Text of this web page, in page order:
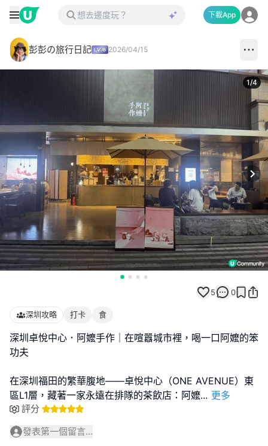
下載App
彭彭の旅行日記 2026/04/15
1/4
5 0
深圳攻略 打卡 食
深圳卓悅中心．阿嬤手作｜在喧囂城市裡，喝一口阿嬤的笨
功夫
在深圳福田的繁華腹地——卓悅中心（ONE AVENUE）東
區L1層，藏著一家永遠在排隊的茶飲店：阿嬤... 更多
評分
發表第一個留言...